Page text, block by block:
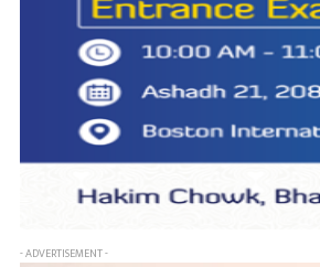
- ADVERTISEMENT -